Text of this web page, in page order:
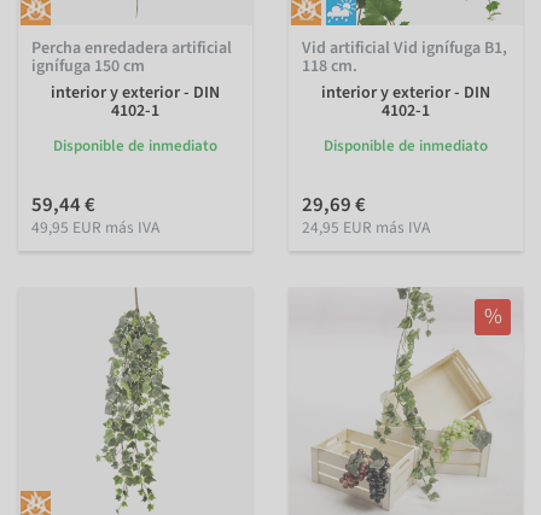
Percha enredadera artificial
ignífuga 150 cm
interior y exterior - DIN
4102-1
Disponible de inmediato
59,44 €
49,95 EUR más IVA
Vid artificial Vid ignífuga B1,
118 cm.
interior y exterior - DIN
4102-1
Disponible de inmediato
29,69 €
24,95 EUR más IVA
%